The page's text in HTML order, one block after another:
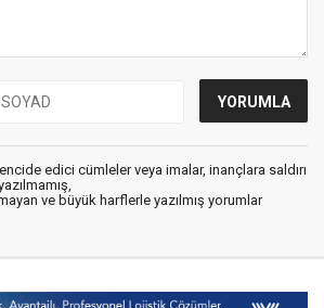
edici cümleler veya imalar, inançlara saldırı
ve büyük harflerle yazılmış yorumlar